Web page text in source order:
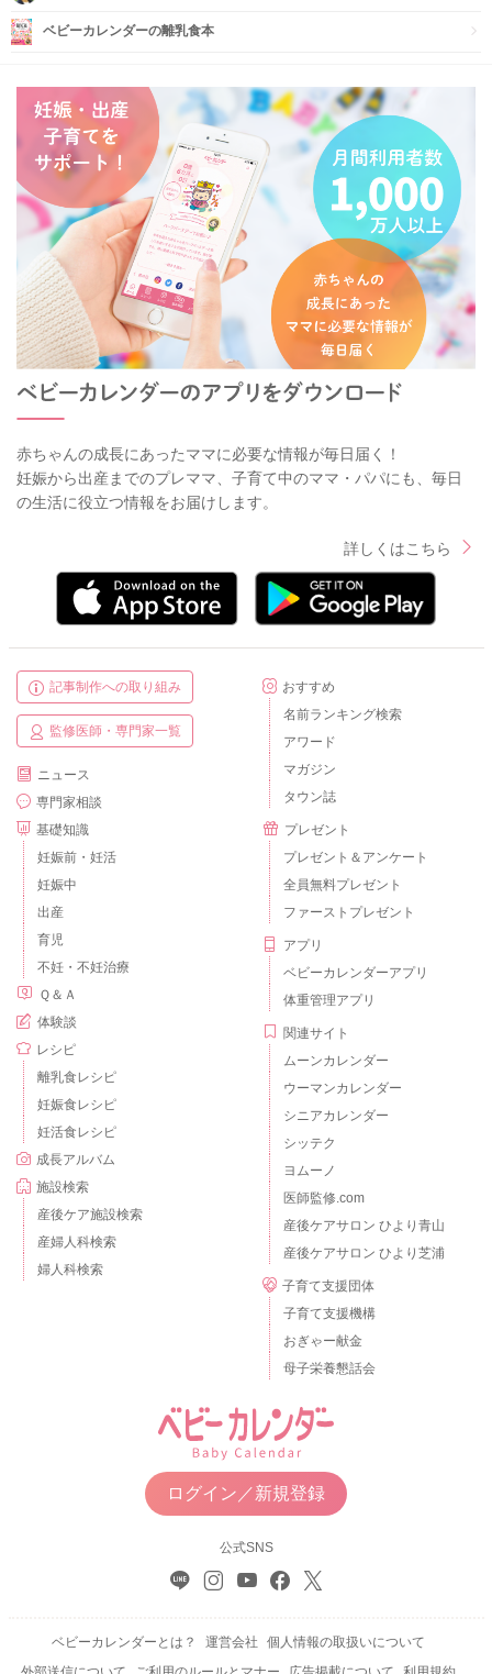
ベビーカレンダーの離乳食本
赤ちゃんの成長にあったママに必要な情報が毎日届く！
妊娠から出産までのプレママ、子育て中のママ・パパにも、毎日
の生活に役立つ情報をお届けします。
詳しくはこちら
記事制作への取り組み
監修医師・専門家一覧
ニュース
専門家相談
基礎知識
妊娠前・妊活
妊娠中
出産
育児
不妊・不妊治療
Ｑ＆Ａ
体験談
レシピ
離乳食レシピ
妊娠食レシピ
妊活食レシピ
成長アルバム
施設検索
産後ケア施設検索
産婦人科検索
婦人科検索
おすすめ
名前ランキング検索
アワード
マガジン
タウン誌
プレゼント
プレゼント＆アンケート
全員無料プレゼント
ファーストプレゼント
アプリ
ベビーカレンダーアプリ
体重管理アプリ
関連サイト
ムーンカレンダー
ウーマンカレンダー
シニアカレンダー
シッテク
ヨムーノ
医師監修.com
産後ケアサロン ひより青山
産後ケアサロン ひより芝浦
子育て支援団体
子育て支援機構
おぎゃー献金
母子栄養懇話会
ログイン／新規登録
公式SNS
ベビーカレンダーとは？ 運営会社
個人情報の取扱いについて